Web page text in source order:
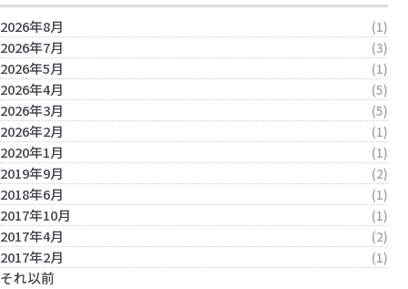
2026年8月 (1)
2026年7月 (3)
2026年5月 (1)
2026年4月 (5)
2026年3月 (5)
2026年2月 (1)
2020年1月 (1)
2019年9月 (2)
2018年6月 (1)
2017年10月 (1)
2017年4月 (2)
2017年2月 (1)
それ以前